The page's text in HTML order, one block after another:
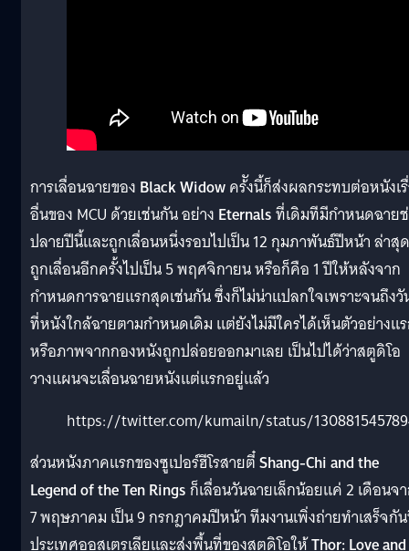
การเลื่อนฉายของ Black Widowคร้ังนี้ก็ส่งผลกระทบต่อหนังเ
อื่นของ MCU ด้วยเช่นกัน อย่าง Eternalsที่เดิมทีมีกำหนดฉาย
ปลายปีนี้และถูกเลื่อนหนึ่งรอบไปเป็น 12 กุมภาพันธ์ปีหน้า ล่าสุด
ถูกเลื่อนอีกครั้งไปเป็น 5 พฤศจิกายน หรือก็คือ 1 ปีให้หลังจาก
กำหนดการฉายแรกสุดเช่นกัน ซึ่งก็ไม่น่าแปลกใจเพราะจนถึง
ที่หนังใกล้ฉายตามกำหนดเดิม แต่ยังไม่มีใครได้เห็นตัวอย่างแ
หรือภาพจากกองหนังถูกปล่อยออกมาเลย เป็นไปได้ว่าสตูดิโอ
วางแผนจะเลื่อนฉายหนังแต่แรกอยู่แล้ว
https://twitter.com/kumailn/status/
ส่วนหนังภาคแรกของซูเปอร์ฮีโรสายตี๋Shang-Chi and the
Legend of the Ten Ringsก็เลื่อนวันฉายเล็กน้อยแค่ 2 เดือนจ
7 พฤษภาคม เป็น 9 กรกฎาคมปีหน้า ทีมงานเพิ่งถ่ายทำเสร็จกั
ประเทศออสเตรเลียและส่งพื้นที่ของสตูดิโอให้Thor: Love and